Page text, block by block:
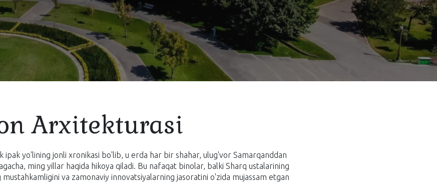
Arxitekturasi
ipak yo'lining jonli xronikasi bo'lib, u erda har bir shahar, ulug'vor Samarqanddan
ming yillar haqida hikoya qiladi. Bu nafaqat binolar, balki Sharq ustalarining
va zamonaviy innovatsiyalarning jasoratini o'zida mujassam etgan